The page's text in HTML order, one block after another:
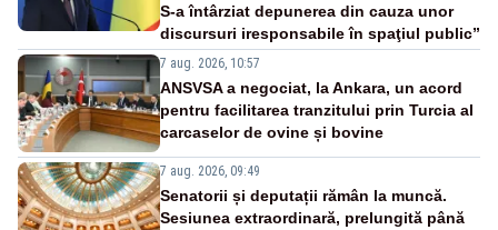
S-a întârziat depunerea din cauza unor
discursuri iresponsabile în spaţiul public”
7 aug. 2026, 10:57
ANSVSA a negociat, la Ankara, un acord
pentru facilitarea tranzitului prin Turcia al
carcaselor de ovine și bovine
7 aug. 2026, 09:49
Senatorii și deputații rămân la muncă.
Sesiunea extraordinară, prelungită până